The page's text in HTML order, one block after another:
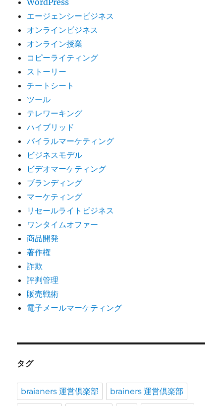
エージェンシービジネス
オンラインビジネス
オンライン授業
コピーライティング
ストーリー
チートシート
ツール
テレワーキング
ハイブリッド
バイラルマーケティング
ビジネスモデル
ビデオマーケティング
ブランディング
マーケティング
リセールライトビジネス
ワンタイムオファー
商品開発
著作権
詐欺
評判管理
販売戦術
電子メールマーケティング
タグ
braianers 運営倶楽部 brainers 運営倶楽部